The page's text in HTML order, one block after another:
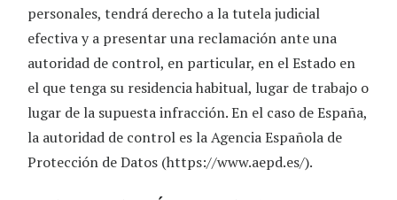
personales, tendrá derecho a la tutela judicial
efectiva y a presentar una reclamación ante una
autoridad de control, en particular, en el Estado en
el que tenga su residencia habitual, lugar de trabajo o
lugar de la supuesta infracción. En el caso de España,
la autoridad de control es la Agencia Española de
Protección de Datos (https://www.aepd.es/).